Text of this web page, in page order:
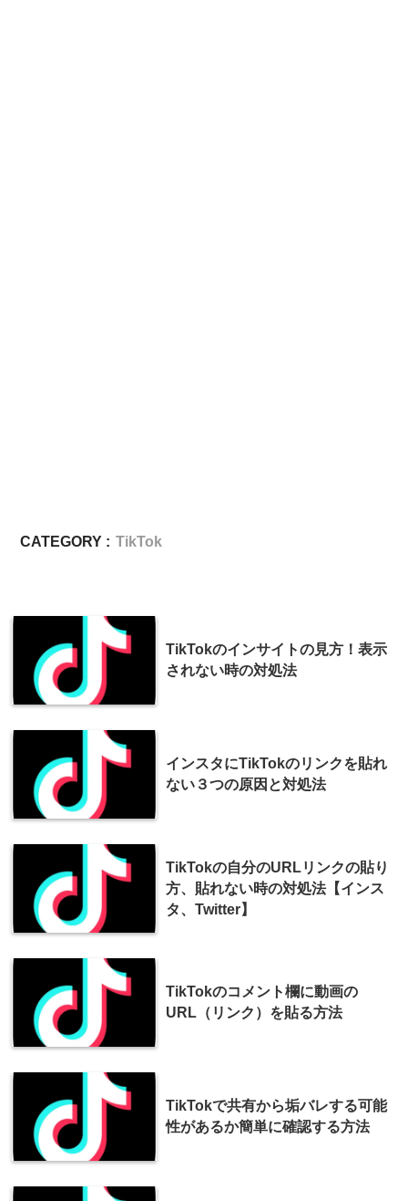
CATEGORY : TikTok
TikTokのインサイトの見方！表示
されない時の対処法
インスタにTikTokのリンクを貼れ
ない３つの原因と対処法
TikTokの自分のURLリンクの貼り
方、貼れない時の対処法【インス
タ、Twitter】
TikTokのコメント欄に動画の
URL（リンク）を貼る方法
TikTokで共有から垢バレする可能
性があるか簡単に確認する方法